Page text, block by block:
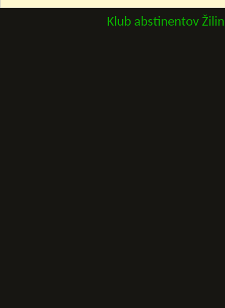
Klub abstinentov